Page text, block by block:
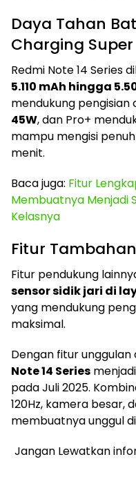
Daya Tahan
Charging
Redmi Note 14 Series
5.110 mAh hingga
mendukung pengisian
45W, dan Pro+
mampu mengisi
menit.
Baca juga: Fitur
Membuatnya Menjadi
Kelasnya
Fitur
Fitur pendukung
sensor sidik jari di
yang mendukung
maksimal.
Dengan fitur unggulan
Note 14 Series
pada Juli 2025.
120Hz, kamera besar,
membuatnya unggul
Jangan Lewatkan